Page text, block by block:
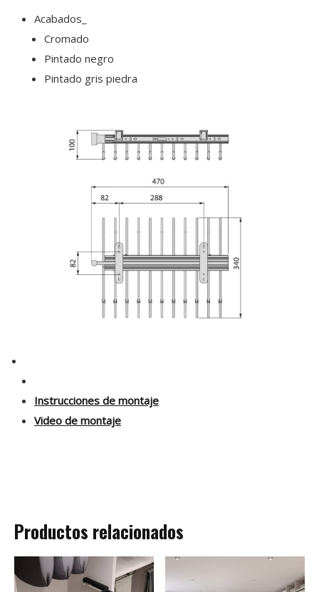
Acabados_
Cromado
Pintado negro
Pintado gris piedra
Instrucciones de montaje
Video de montaje
Productos relacionados